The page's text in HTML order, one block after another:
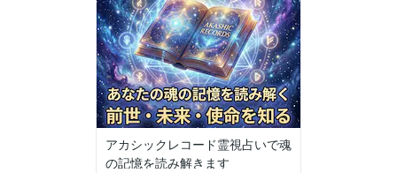
アカシックレコード霊視占いで魂
の記憶を読み解きます